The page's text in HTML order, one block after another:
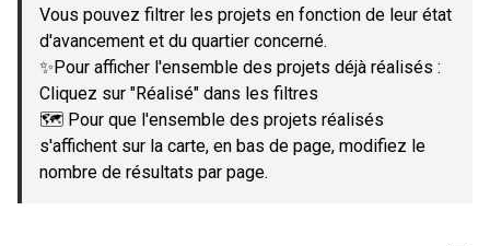
Vous pouvez filtrer les projets en fonction de leur état
d'avancement et du quartier concerné.
✨Pour afficher l'ensemble des projets déjà réalisés :
Cliquez sur "Réalisé" dans les filtres
🗺️ Pour que l'ensemble des projets réalisés
s'affichent sur la carte, en bas de page, modifiez le
nombre de résultats par page.